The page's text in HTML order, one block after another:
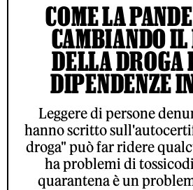
COME LA
CAMBIANDO IL
DELLA DROGA
DIPENDENZE
Leggere di persone
hanno scritto
droga" può far ridere
ha problemi di
quarantena è un